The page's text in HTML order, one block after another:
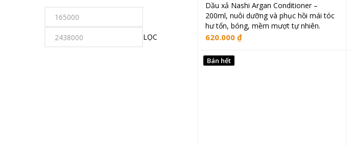
Thêm vào giỏ hàng
Dầu xả Nashi Argan Conditioner –
200ml, nuôi dưỡng và phục hồi mái tóc
hư tổn, bóng, mềm mượt tự nhiên.
620.000 ₫
Bán hết
LỌC